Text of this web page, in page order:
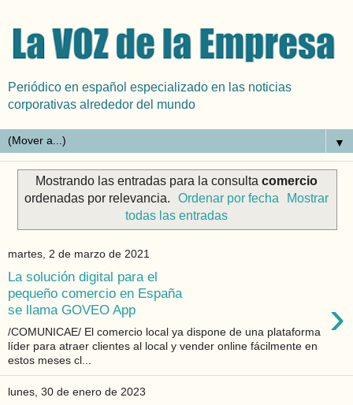
Periódico en español especializado en las noticias
corporativas alrededor del mundo
▼
Mostrando las entradas para la consulta comercio
ordenadas por relevancia.
Ordenar por fecha
Mostrar
todas las entradas
martes, 2 de marzo de 2021
La solución digital para el
pequeño comercio en España
se llama GOVEO App
›
/COMUNICAE/ El comercio local ya dispone de una plataforma
líder para atraer clientes al local y vender online fácilmente en
estos meses cl...
lunes, 30 de enero de 2023